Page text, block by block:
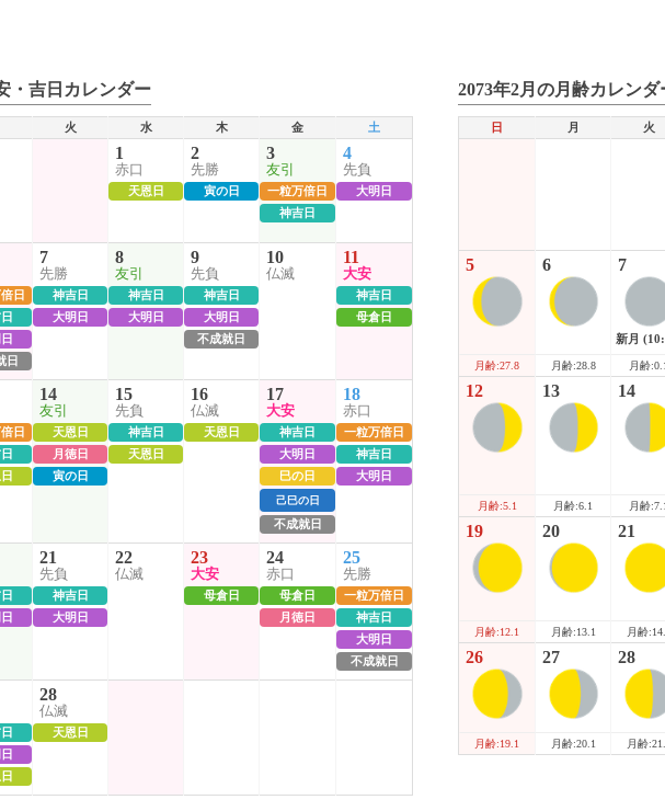
・吉日カレンダー
火 水 木 金 土
1
赤口
天恩日
2
先勝
寅の日
3
友引
一粒万倍日
神吉日
4
先負
大明日
日
日
7
先勝
神吉日
大明日
8
友引
神吉日
大明日
9
先負
神吉日
大明日
不成就日
10
仏滅
11
大安
神吉日
母倉日
日
14
友引
天恩日
月徳日
寅の日
15
先負
神吉日
天恩日
16
仏滅
天恩日
17
大安
神吉日
大明日
巳の日
己巳の日
不成就日
18
赤口
一粒万倍日
神吉日
大明日
21
先負
神吉日
大明日
22
仏滅
23
大安
母倉日
24
赤口
母倉日
月徳日
25
先勝
一粒万倍日
神吉日
大明日
不成就日
28
仏滅
天恩日
2073年2月の月齢カレンダ
日 月 火
5
月齢:27.8
6
月齢:28.8
7
新月
月齢:0.1
12
月齢:5.1
13
月齢:6.1
14
月齢:7.1
19
月齢:12.1
20
月齢:13.1
21
月齢
26
月齢:19.1
27
月齢:20.1
28
月齢